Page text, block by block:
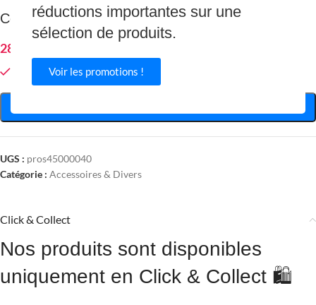
réductions importantes sur une
sélection de produits.
Voir les promotions !
Couvercle + joint / Boîtier BC84, blanc les 2
28.20
Plus que 1 en stock
UGS : pros45000040
Catégorie : Accessoires & Divers
Click & Collect
Nos produits sont disponibles
uniquement en Click & Collect 🛍️